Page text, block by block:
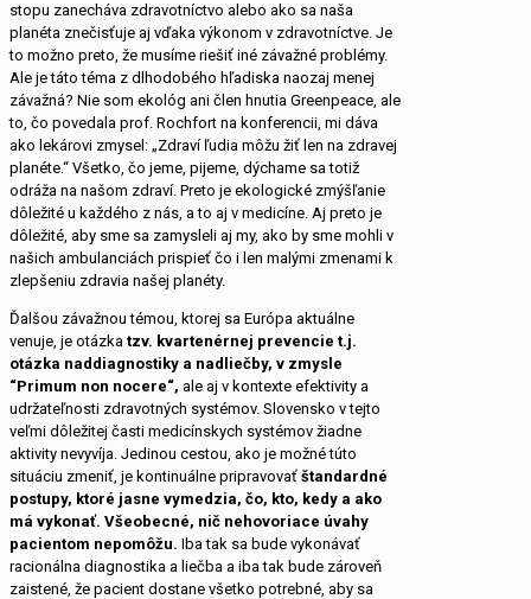
stopu zanecháva zdravotníctvo alebo ako sa naša
planéta znečisťuje aj vďaka výkonom v zdravotníctve. Je
to možno preto, že musíme riešiť iné závažné problémy.
Ale je táto téma z dlhodobého hľadiska naozaj menej
závažná? Nie som ekológ ani člen hnutia Greenpeace, ale
to, čo povedala prof. Rochfort na konferencii, mi dáva
ako lekárovi zmysel: „Zdraví ľudia môžu žiť len na zdravej
planéte.“ Všetko, čo jeme, pijeme, dýchame sa totiž
odráža na našom zdraví. Preto je ekologické zmýšľanie
dôležité u každého z nás, a to aj v medicíne. Aj preto je
dôležité, aby sme sa zamysleli aj my, ako by sme mohli v
našich ambulanciách prispieť čo i len malými zmenami k
zlepšeniu zdravia našej planéty.
Ďalšou závažnou témou, ktorej sa Európa aktuálne
venuje, je otázka tzv. kvartenérnej prevencie t.j.
otázka naddiagnostiky a nadliečby, v zmysle
“Primum non nocere“, ale aj v kontexte efektivity a
udržateľnosti zdravotných systémov. Slovensko v tejto
veľmi dôležitej časti medicínskych systémov žiadne
aktivity nevyvíja. Jedinou cestou, ako je možné túto
situáciu zmeniť, je kontinuálne pripravovať štandardné
postupy, ktoré jasne vymedzia, čo, kto, kedy a ako
má vykonať. Všeobecné, nič nehovoriace úvahy
pacientom nepomôžu. Iba tak sa bude vykonávať
racionálna diagnostika a liečba a iba tak bude zároveň
zaistené, že pacient dostane všetko potrebné, aby sa